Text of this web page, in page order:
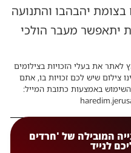
בצומת יהבהבו והתנועה
יתאפשר מעבר הולכי
לאתר את בעלי הזכויות בצילומים
צילום שיש לכם זכויות בו, אתם
באמצעות כתובת המייל:
המובילה של 'חרדים
לנייד